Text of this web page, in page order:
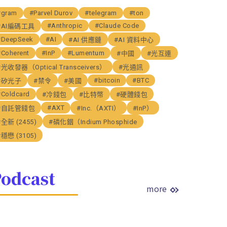
#Parvel Durov #telegram
#ton
編碼工具
#Anthropic
#Claude Code
#AI #AI 供應鏈
#AI 資料中心
#InP #Lumentum #中國
#光互連
收發器（Optical Transceivers）
#光通訊
光子
#禁令 #美國 #bitcoin
#BTC
#冷錢包 #比特幣
#硬體錢包
託管錢包
#AXT #Inc.（AXTI）
#InP）
新 (2455)
#磷化銦（Indium Phosphide
懋 (3105)
more